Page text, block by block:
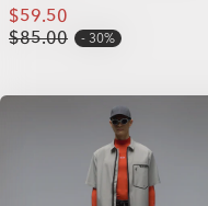
$59.50
$85.00
30%